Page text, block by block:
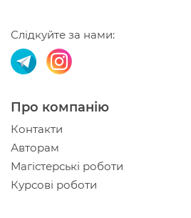
Слідкуйте за нами:
Про компанію
Контакти
Авторам
Магістерські роботи
Курсові роботи